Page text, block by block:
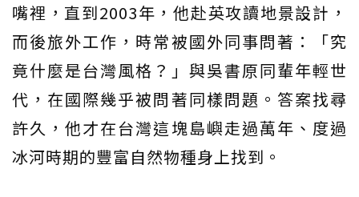
嘴裡，直到2003年，他赴英攻讀地景設計，
而後旅外工作，時常被國外同事問著：「究
竟什麼是台灣風格？」與吳書原同輩年輕世
代，在國際幾乎被問著同樣問題。答案找尋
許久，他才在台灣這塊島嶼走過萬年、度過
冰河時期的豐富自然物種身上找到。